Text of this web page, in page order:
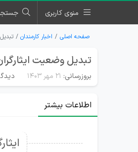
منوی کاربری
صفحه اصلی اخبار کارمندان
تبدیل وضعیت
بروزرسانی: ۲۱ مهر ۱۴۰۳
اطلاعات بیشتر